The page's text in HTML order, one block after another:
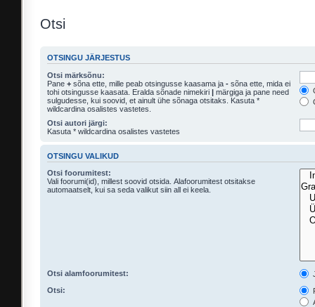
Otsi
OTSINGU JÄRJESTUS
Otsi märksõnu:
Pane + sõna ette, mille peab otsingusse kaasama ja - sõna ette, mida ei
tohi otsingusse kaasata. Eralda sõnade nimekiri | märgiga ja pane need
sulgudesse, kui soovid, et ainult ühe sõnaga otsitaks. Kasuta *
wildcardina osalistes vastetes.
Otsi autori järgi:
Kasuta * wildcardina osalistes vastetes
OTSINGU VALIKUD
Otsi foorumitest:
Vali foorumi(id), millest soovid otsida. Alafoorumitest otsitakse
automaatselt, kui sa seda valikut siin all ei keela.
Otsi alamfoorumitest:
Otsi: